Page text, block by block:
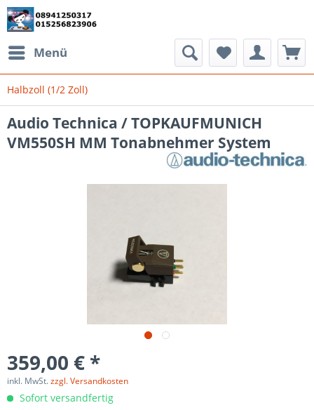
Menü
Halbzoll (1/2 Zoll)
Audio Technica / TOPKAUFMUNICH
VM550SH MM Tonabnehmer System
359,00 € *
inkl. MwSt.zzgl. Versandkosten
Sofort versandfertig